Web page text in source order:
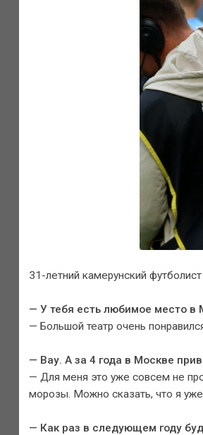
31-летний камерунский
— У тебя есть любимое место в
— Большой театр очень
— Вау. А за 4 года в Москве
— Для меня это уже совсем не
морозы. Можно сказать, что я уже
— Как раз в следующем году